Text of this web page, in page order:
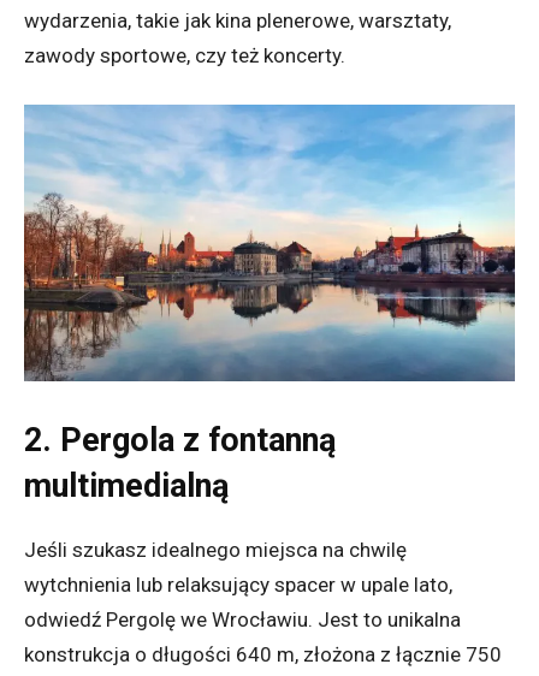
wydarzenia, takie jak kina plenerowe, warsztaty,
zawody sportowe, czy też koncerty.
2. Pergola z fontanną
multimedialną
Jeśli szukasz idealnego miejsca na chwilę
wytchnienia lub relaksujący spacer w upale lato,
odwiedź Pergolę we Wrocławiu. Jest to unikalna
konstrukcja o długości 640 m, złożona z łącznie 750